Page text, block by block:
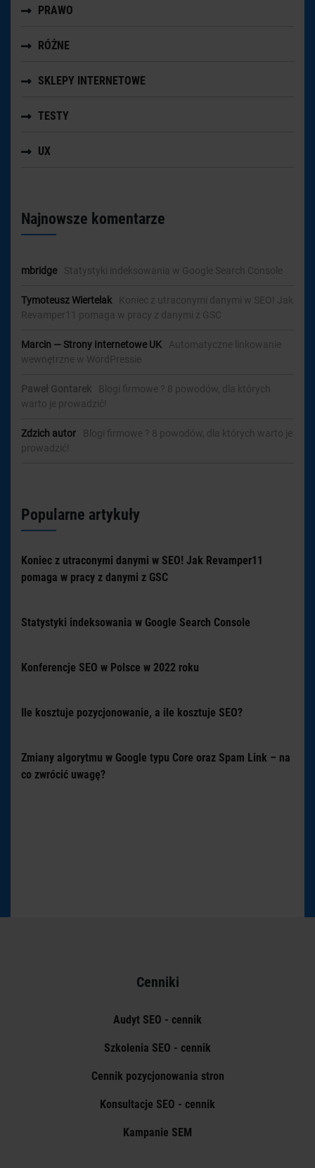
PRAWO
RÓŻNE
SKLEPY INTERNETOWE
TESTY
UX
Najnowsze komentarze
mbridge- Statystyki indeksowania w Google Search Console
Tymoteusz Wiertelak
Koniec z utraconymi danymi w SEO! Jak
Revamper11 pomaga w pracy z danymi z GSC
Marcin — Strony Internetowe UK
Automatyczne linkowanie
wewnętrzne w WordPressie
Paweł Gontarek
Blogi firmowe ? 8 powodów, dla których
warto je prowadzić!
Zdzich autor
Blogi firmowe ? 8 powodów, dla których warto je
prowadzić!
Popularne artykuły
Koniec z utraconymi danymi w SEO! Jak Revamper11
pomaga w pracy z danymi z GSC
Statystyki indeksowania w Google Search Console
Konferencje SEO w Polsce w 2022 roku
Ile kosztuje pozycjonowanie, a ile kosztuje SEO?
Zmiany algorytmu w Google typu Core oraz Spam Link – na
co zwrócić uwagę?
Cenniki
Audyt SEO - cennik
Szkolenia SEO - cennik
Cennik pozycjonowania stron
Konsultacje SEO - cennik
Kampanie SEM